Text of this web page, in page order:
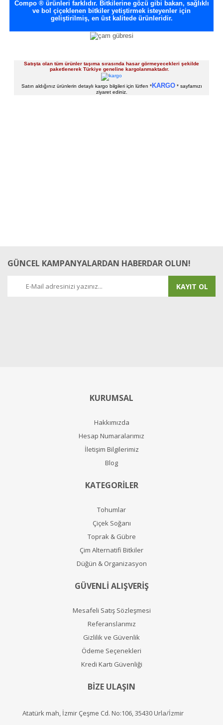
Compo ® ürünleri farklıdır. Bitkilerine gözü gibi bakan, sağlıklı
ve bol çiçeklenen bitkiler yetiştirmek isteyenler için
geliştirilmiş, en üst kalitede ürünleridir.
Satışta olan tüm ürünler taşıma sırasında hasar görmeyecekleri şekilde
paketlenerek Türkiye geneline kargolanmaktadır.
Satın aldığınız ürünlerin detaylı kargo bilgileri için lütfen *KARGO* sayfamızı
ziyaret ediniz.
GÜNCEL KAMPANYALARDAN HABERDAR OLUN!
KAYIT OL
KURUMSAL
Hakkımızda
Hesap Numaralarımız
İletişim Bilgilerimiz
Blog
KATEGORİLER
Tohumlar
Çiçek Soğanı
Toprak & Gübre
Çim Alternatifi Bitkiler
Düğün & Organizasyon
GÜVENLİ ALIŞVERİŞ
Mesafeli Satış Sözleşmesi
Referanslarımız
Gizlilik ve Güvenlik
Ödeme Seçenekleri
Kredi Kartı Güvenliği
BİZE ULAŞIN
Atatürk mah, İzmir Çeşme Cd. No:106, 35430 Urla/İzmir